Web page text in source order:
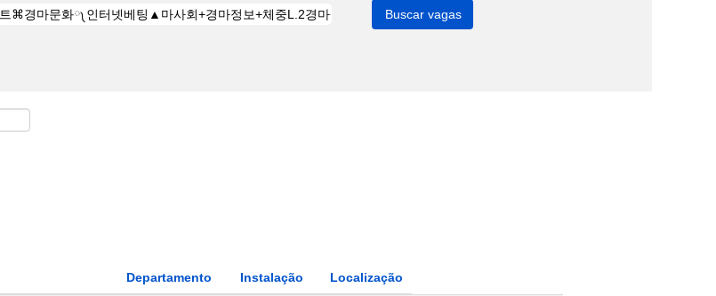
Departamento Instalação Localização